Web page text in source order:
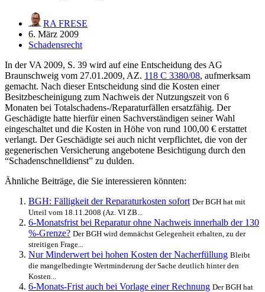
RA FRESE
6. März 2009
Schadensrecht
In der VA 2009, S. 39 wird auf eine Entscheidung des AG
Braunschweig vom 27.01.2009, AZ. 118 C 3380/08, aufmerksam
gemacht. Nach dieser Entscheidung sind die Kosten einer
Besitzbescheinigung zum Nachweis der Nutzungszeit von 6
Monaten bei Totalschadens-/Reparaturfällen ersatzfähig. Der
Geschädigte hatte hierfür einen Sachverständigen seiner Wahl
eingeschaltet und die Kosten in Höhe von rund 100,00 € erstattet
verlangt. Der Geschädigte sei auch nicht verpflichtet, die von der
gegenerischen Versicherung angebotene Besichtigung durch den
“Schadenschnelldienst” zu dulden.
Ähnliche Beiträge, die Sie interessieren könnten:
BGH: Fälligkeit der Reparaturkosten sofort Der BGH hat mit
Urteil vom 18.11.2008 (Az. VI ZB...
6-Monatsfrist bei Reparatur ohne Nachweis innerhalb der 130
%-Grenze? Der BGH wird demnächst Gelegenheit erhalten, zu der
streitigen Frage...
Nur Minderwert bei hohen Kosten der Nacherfüllung Bleibt
die mangelbedingte Wertminderung der Sache deutlich hinter den
Kosten...
6-Monats-Frist auch bei Vorlage einer Rechnung Der BGH hat